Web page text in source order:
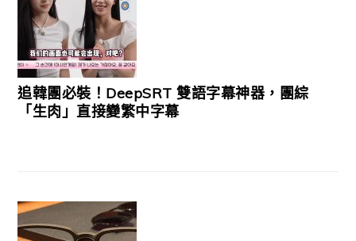
追韓團必裝！DeepSRT 雙語字幕神器，團綜
「生肉」直接變繁中字幕